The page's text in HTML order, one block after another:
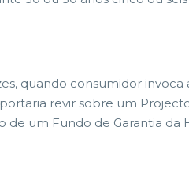
quando consumidor invoca
revir sobre um
de um Fundo de Garantia da